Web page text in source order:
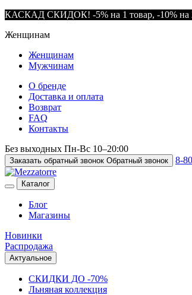
КАСКАД СКИДОК! -5% на 1 товар, -10% на 2
Женщинам
Женщинам
Мужчинам
О бренде
Доставка и оплата
Возврат
FAQ
Контакты
Без выходных Пн-Вс 10–20:00
Заказать обратный звонок Обратный звонок 8-
Каталог
Блог
Магазины
Новинки
Распродажа
Актуальное
СКИДКИ ДО -70%
Льняная коллекция